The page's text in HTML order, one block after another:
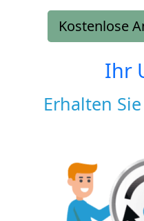
Kostenlose
Ihr
Erhalten